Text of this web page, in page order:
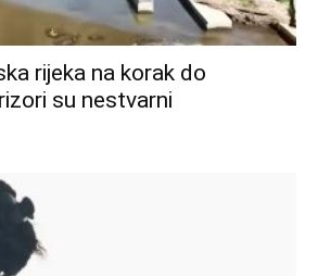
rijeka na korak do
su nestvarni